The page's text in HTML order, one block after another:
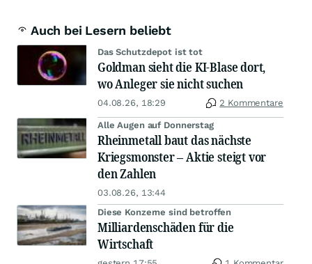
Auch bei Lesern beliebt
Das Schutzdepot ist tot
Goldman sieht die KI-Blase dort,
wo Anleger sie nicht suchen
04.08.26, 18:29 2 Kommentare
Alle Augen auf Donnerstag
Rheinmetall baut das nächste
Kriegsmonster – Aktie steigt vor
den Zahlen
03.08.26, 13:44
Diese Konzerne sind betroffen
Milliardenschäden für die
Wirtschaft